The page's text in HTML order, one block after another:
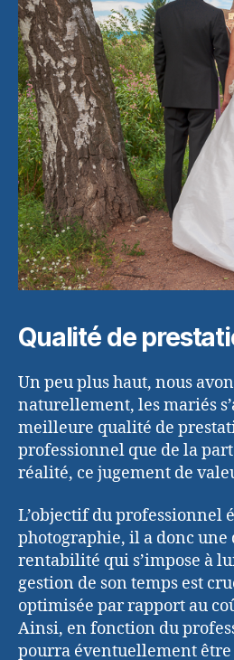
Qualité de
Un peu plus haut, nous
naturellement, les mariés
meilleure qualité de
professionnel que de la
réalité, ce jugement de
L’objectif du professionnel
photographie, il a donc
rentabilité qui s’impose à
gestion de son temps est
optimisée par rapport au
Ainsi, en fonction du
pourra éventuellement être